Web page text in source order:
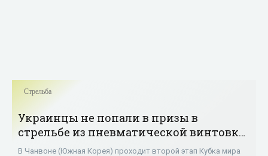
Стрельба
Украинцы не попали в призы в
стрельбе из пневматической винтовки
на корейском этапе КМ - «Стрельба»
В Чанвоне (Южная Корея) проходит второй этап Кубка мира